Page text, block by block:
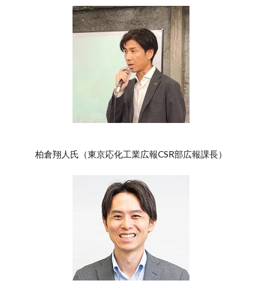
柏倉翔人氏（東京応化工業広報CSR部広報課長）